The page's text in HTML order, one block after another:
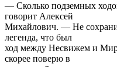
— Сколько подземных
говорит Алексей
Михайлович. — Не
легенда, что был
ход между Несвижем и
скорее поверю в